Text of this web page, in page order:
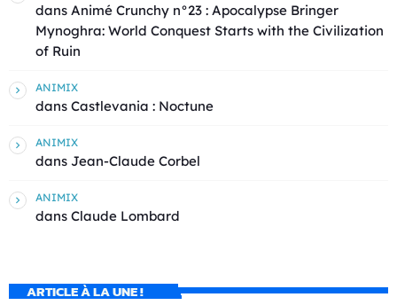
dans Animé Crunchy n°23 : Apocalypse Bringer
Mynoghra: World Conquest Starts with the Civilization
of Ruin
ANIMIX
dans Castlevania : Noctune
ANIMIX
dans Jean-Claude Corbel
ANIMIX
dans Claude Lombard
ARTICLE À LA UNE !